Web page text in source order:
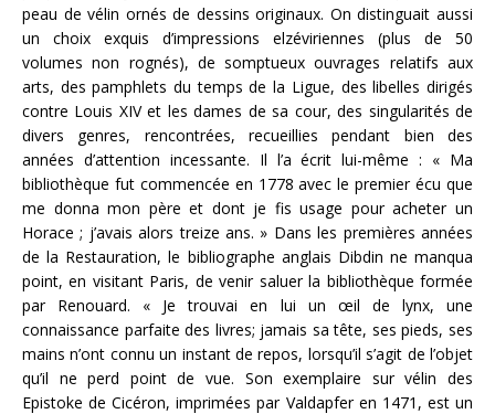
peau de vélin ornés de dessins originaux. On distinguait aussi
un choix exquis d’impressions elzéviriennes (plus de 50
volumes non rognés), de somptueux ouvrages relatifs aux
arts, des pamphlets du temps de la Ligue, des libelles dirigés
contre Louis XIV et les dames de sa cour, des singularités de
divers genres, rencontrées, recueillies pendant bien des
années d’attention incessante. Il l’a écrit lui-même : « Ma
bibliothèque fut commencée en 1778 avec le premier écu que
me donna mon père et dont je fis usage pour acheter un
Horace ; j’avais alors treize ans. » Dans les premières années
de la Restauration, le bibliographe anglais Dibdin ne manqua
point, en visitant Paris, de venir saluer la bibliothèque formée
par Renouard. « Je trouvai en lui un œil de lynx, une
connaissance parfaite des livres; jamais sa tête, ses pieds, ses
mains n’ont connu un instant de repos, lorsqu’il s’agit de l’objet
qu’il ne perd point de vue. Son exemplaire sur vélin des
Epistoke de Cicéron, imprimées par Valdapfer en 1471, est un